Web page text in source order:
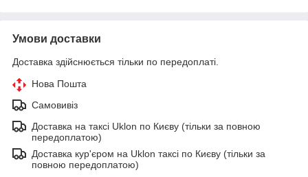
Умови доставки
Доставка здійснюється тільки по передоплаті.
Нова Пошта
Самовивіз
Доставка на таксі Uklon по Києву (тільки за повною
передоплатою)
Доставка кур'єром на Uklon таксі по Києву (тільки за
повною передоплатою)